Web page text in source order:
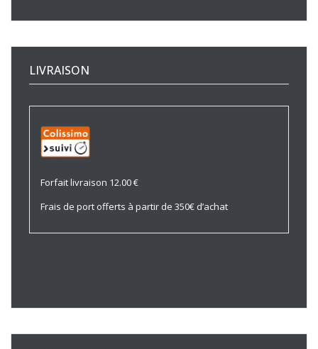
LIVRAISON
Forfait livraison 12.00 €
Frais de port offerts à partir de 350€ d’achat